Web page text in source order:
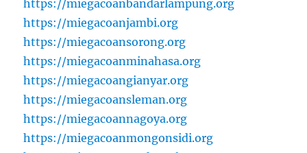
https://miegacoanbandarlampung.org
https://miegacoanjambi.org
https://miegacoansorong.org
https://miegacoanminahasa.org
https://miegacoangianyar.org
https://miegacoansleman.org
https://miegacoannagoya.org
https://miegacoanmongonsidi.org